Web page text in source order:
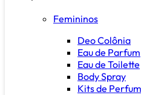
Femininos
Deo Colônia
Eau de Parfum
Eau de Toilette
Body Spray
Kits de